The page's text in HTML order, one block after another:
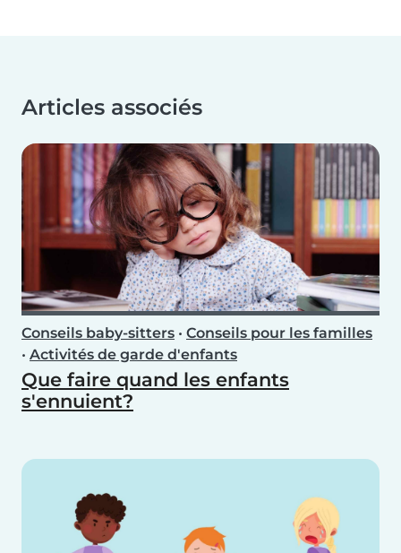
Articles associés
Conseils baby-sitters • Conseils pour les familles
• Activités de garde d'enfants
Que faire quand les enfants
s'ennuient?